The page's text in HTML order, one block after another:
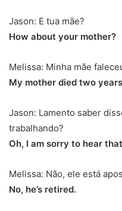
Jason: E tua mãe?
How about your mother?
Melissa: Minha mãe
My mother died two
Jason: Lamento saber
trabalhando?
Oh, I am sorry to hear
Melissa: Não, ele está
No, he’s retired.